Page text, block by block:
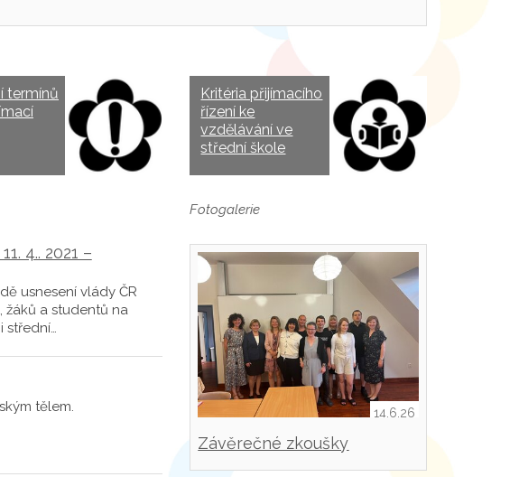
termínů
Kritéria přijímacího
řízení ke
vzdělávání ve
střední škole
4.. 2021 –
usnesení vlády ČR
žáků a studentů na
střední…
tělem.
Fotogalerie
14.6.26
Závěrečné zkoušky